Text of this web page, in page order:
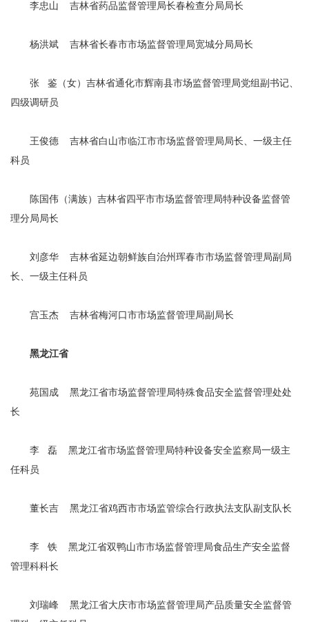
李忠山 吉林省药品监督管理局长春检查分局局长
杨洪斌 吉林省长春市市场监督管理局宽城分局局长
张 鉴（女）吉林省通化市辉南县市场监督管理局党组副书记、
四级调研员
王俊德 吉林省白山市临江市市场监督管理局局长、一级主任
科员
陈国伟（满族）吉林省四平市市场监督管理局特种设备监督管
理分局局长
刘彦华 吉林省延边朝鲜族自治州珲春市市场监督管理局副局
长、一级主任科员
宫玉杰 吉林省梅河口市市场监督管理局副局长
黑龙江省
苑国成 黑龙江省市场监督管理局特殊食品安全监督管理处处
长
李 磊 黑龙江省市场监督管理局特种设备安全监察局一级主
任科员
董长吉 黑龙江省鸡西市市场监管综合行政执法支队副支队长
李 铁 黑龙江省双鸭山市市场监督管理局食品生产安全监督
管理科科长
刘瑞峰 黑龙江省大庆市市场监督管理局产品质量安全监督管